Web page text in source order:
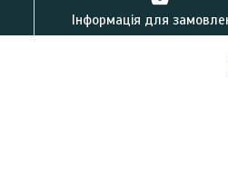
Інформація для